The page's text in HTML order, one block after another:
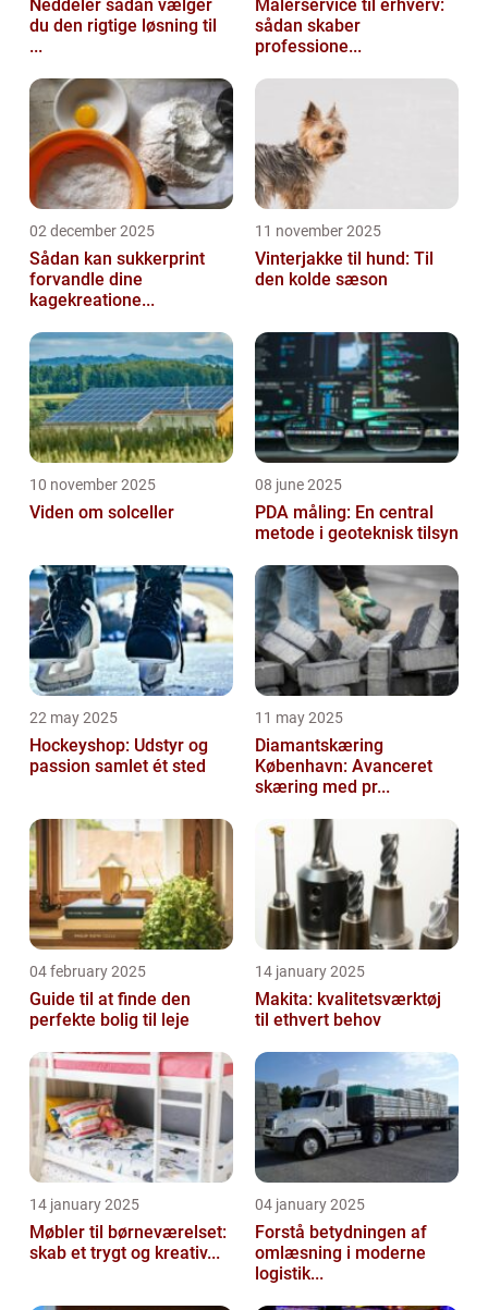
Neddeler sådan vælger
du den rigtige løsning til
...
Malerservice til erhverv:
sådan skaber
professione...
02 december 2025
Sådan kan sukkerprint
forvandle dine
kagekreatione...
11 november 2025
Vinterjakke til hund: Til
den kolde sæson
10 november 2025
Viden om solceller
08 june 2025
PDA måling: En central
metode i geoteknisk tilsyn
22 may 2025
Hockeyshop: Udstyr og
passion samlet ét sted
11 may 2025
Diamantskæring
København: Avanceret
skæring med pr...
04 february 2025
Guide til at finde den
perfekte bolig til leje
14 january 2025
Makita: kvalitetsværktøj
til ethvert behov
14 january 2025
Møbler til børneværelset:
skab et trygt og kreativ...
04 january 2025
Forstå betydningen af
omlæsning i moderne
logistik...